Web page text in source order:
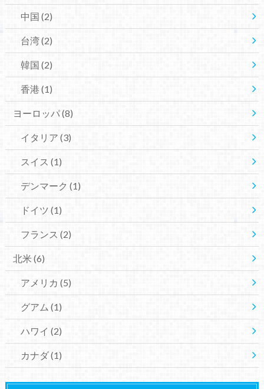
中国 (2)
台湾(2)
韓国 (2)
香港 (1)
ヨーロッパ(8)
イタリア (3)
スイス (1)
デンマーク (1)
ドイツ (1)
フランス (2)
北米(6)
アメリカ (5)
グアム (1)
ハワイ (2)
カナダ(1)